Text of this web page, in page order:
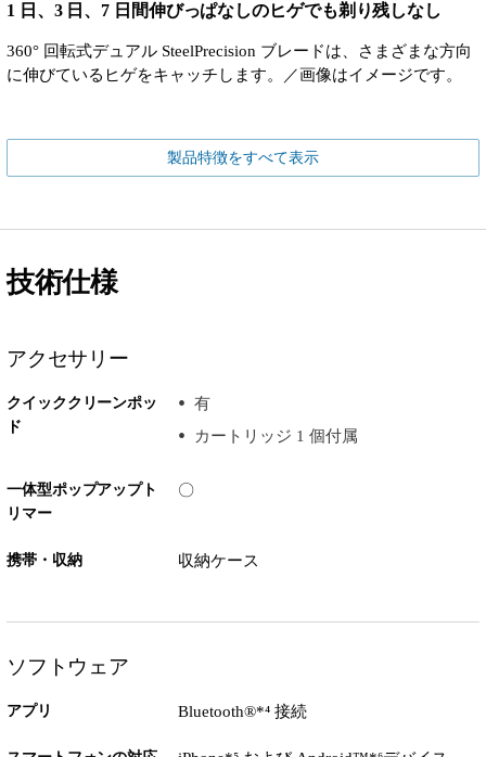
1 日、3 日、7 日間伸びっぱなしのヒゲでも剃り残しなし
360° 回転式デュアル SteelPrecision ブレードは、さまざまな方向
に伸びているヒゲをキャッチします。／画像はイメージです。
製品特徴をすべて表示
技術仕様
アクセサリー
クイッククリーンポッ
ド
有
カートリッジ 1 個付属
一体型ポップアップト
リマー
〇
携帯・収納 収納ケース
ソフトウェア
アプリ Bluetooth®*⁴ 接続